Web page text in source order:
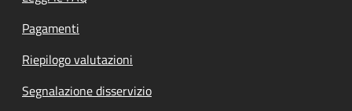
Pagamenti
Riepilogo valutazioni
Segnalazione disservizio